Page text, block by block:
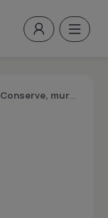
Conserve, muraturi